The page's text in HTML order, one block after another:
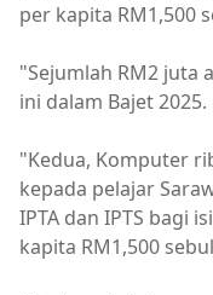
per kapita RM1,500
"Sejumlah RM2
ini dalam Bajet 2025.
"Kedua, Komputer
kepada pelajar
IPTA dan IPTS bagi
kapita RM1,500